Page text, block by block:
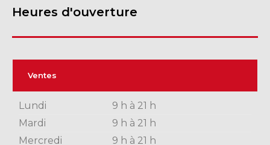
Heures d'ouverture
Ventes
Lundi
9 h à 21 h
Mardi
9 h à 21 h
Mercredi
9 h à 21 h